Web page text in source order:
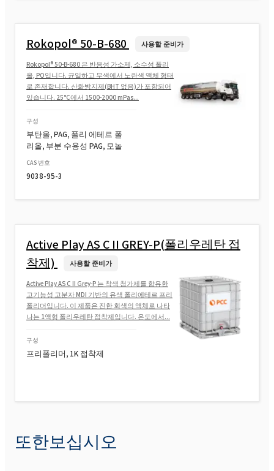
Rokopol® 50-B-680 사용할 준비가
Rokopol® 50-B-680 은 반응성 가소제, 소수성 폴리
올, PO입니다. 균일하고 무색에서 노란색 액체 형태
로 존재합니다. 산화방지제(BHT 없음)가 포함되어
있습니다. 25°C에서 1500-2000 mPas...
구성
부탄올, PAG, 폴리 에테르 폴
리올, 부분 수용성 PAG, 모놀
CAS 번호
9038-95-3
Active Play AS C II GREY-P(폴리우레탄 접
착제)
사용할 준비가
Active Play AS C II Grey-P 는 착색 첨가제를 함유한
고기능성 고분자 MDI 기반의 유색 폴리에테르 프리
폴리머입니다. 이 제품은 진한 회색의 액체로 나타
나는 1액형 폴리우레탄 접착제입니다. 온도에서...
구성
프리폴리머, 1K 접착제
또한보십시오